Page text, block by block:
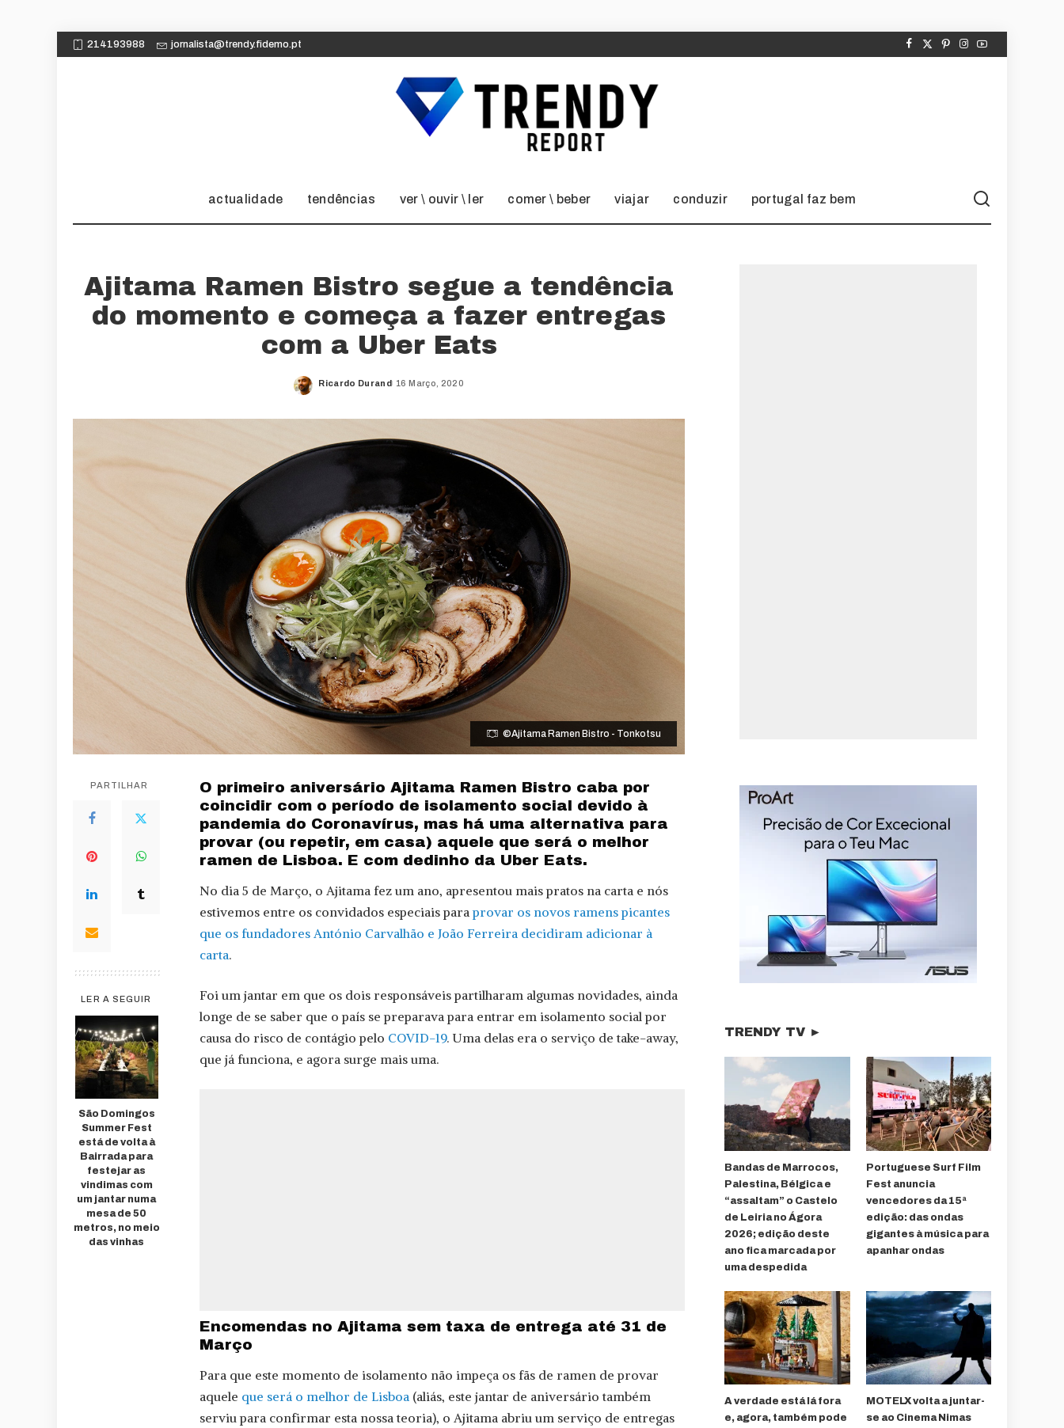
214193988 jornalista@trendy.fidemo.pt
actualidade tendências ver \ ouvir \ ler comer \ beber viajar conduzir portugal faz bem
Ajitama Ramen Bistro segue a tendência
do momento e começa a fazer entregas
com a Uber Eats
Posted
Ricardo Durand 16 Março, 2020
©Ajitama Ramen Bistro - Tonkotsu
PARTILHAR
LER A SEGUIR
São Domingos
Summer Fest
está de volta à
Bairrada para
festejar as
vindimas com
um jantar numa
mesa de 50
metros, no meio
das vinhas
O primeiro aniversário Ajitama Ramen Bistro caba por
coincidir com o período de isolamento social devido à
pandemia do Coronavírus, mas há uma alternativa para
provar (ou repetir, em casa) aquele que será o melhor
ramen de Lisboa. E com dedinho da Uber Eats.
No dia 5 de Março, o Ajitama fez um ano, apresentou mais pratos na carta e nós
estivemos entre os convidados especiais paraprovar os novos ramens picantes
que os fundadores António Carvalhão e João Ferreira decidiram adicionar à
carta.
Foi um jantar em que os dois responsáveis partilharam algumas novidades, ainda
longe de se saber que o país se preparava para entrar em isolamento social por
causa do risco de contágio pelo COVID-19. Uma delas era o serviço de take-away,
que já funciona, e agora surge mais uma.
Encomendas no Ajitama sem taxa de entrega até 31 de
Março
Para que este momento de isolamento não impeça os fãs de ramen de provar
aquele que será o melhor de Lisboa (aliás, este jantar de aniversário também
serviu para confirmar esta nossa teoria), o Ajitama abriu um serviço de entregas
TRENDY TV ►
Bandas de Marrocos,
Palestina, Bélgica e
“assaltam” o Castelo
de Leiria no Ágora
2026; edição deste
ano fica marcada por
uma despedida
Portuguese Surf Film
Fest anuncia
vencedores da 15ª
edição: das ondas
gigantes à música para
apanhar ondas
A verdade está lá fora
e, agora, também pode
MOTELX volta a juntar-
se ao Cinema Nimas